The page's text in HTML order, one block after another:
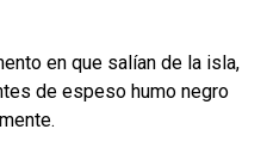
en que salían de la isla,
de espeso humo negro